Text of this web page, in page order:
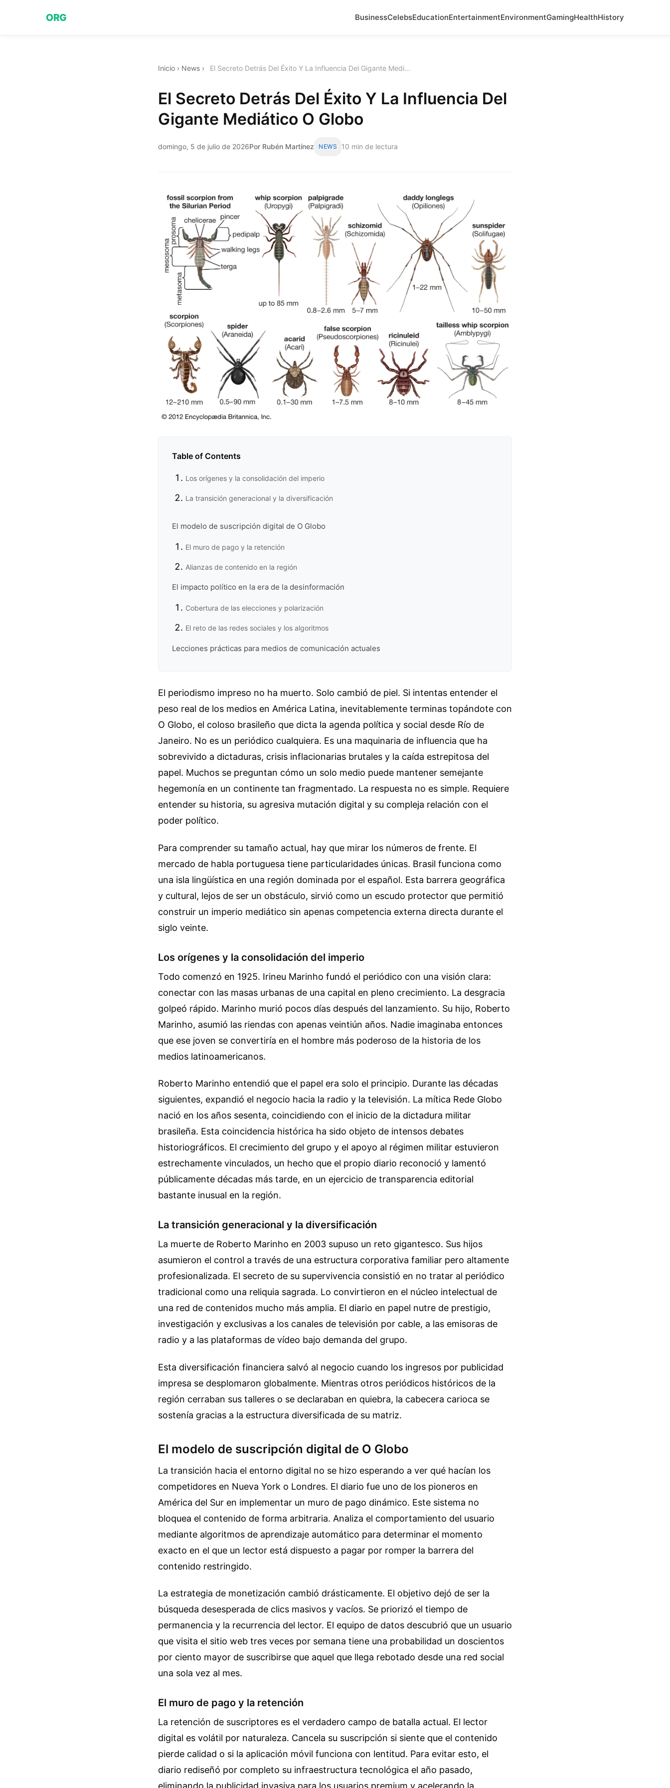
ORG BusinessCelebsEducationEntertainmentEnvironmentGamingHealthHistory
Inicio › News › El Secreto Detrás Del Éxito Y La Influencia Del Gigante Medi...
El Secreto Detrás Del Éxito Y La Influencia Del
Gigante Mediático O Globo
domingo, 5 de julio de 2026Por Rubén Martínez NEWS 10 min de lectura
Table of Contents
Los orígenes y la consolidación del imperio
La transición generacional y la diversificación
El modelo de suscripción digital de O Globo
El muro de pago y la retención
Alianzas de contenido en la región
El impacto político en la era de la desinformación
Cobertura de las elecciones y polarización
El reto de las redes sociales y los algoritmos
Lecciones prácticas para medios de comunicación actuales
El periodismo impreso no ha muerto. Solo cambió de piel. Si intentas entender el
peso real de los medios en América Latina, inevitablemente terminas topándote con
O Globo, el coloso brasileño que dicta la agenda política y social desde Río de
Janeiro. No es un periódico cualquiera. Es una maquinaria de influencia que ha
sobrevivido a dictaduras, crisis inflacionarias brutales y la caída estrepitosa del
papel. Muchos se preguntan cómo un solo medio puede mantener semejante
hegemonía en un continente tan fragmentado. La respuesta no es simple. Requiere
entender su historia, su agresiva mutación digital y su compleja relación con el
poder político.
Para comprender su tamaño actual, hay que mirar los números de frente. El
mercado de habla portuguesa tiene particularidades únicas. Brasil funciona como
una isla lingüística en una región dominada por el español. Esta barrera geográfica
y cultural, lejos de ser un obstáculo, sirvió como un escudo protector que permitió
construir un imperio mediático sin apenas competencia externa directa durante el
siglo veinte.
Los orígenes y la consolidación del imperio
Todo comenzó en 1925. Irineu Marinho fundó el periódico con una visión clara:
conectar con las masas urbanas de una capital en pleno crecimiento. La desgracia
golpeó rápido. Marinho murió pocos días después del lanzamiento. Su hijo, Roberto
Marinho, asumió las riendas con apenas veintiún años. Nadie imaginaba entonces
que ese joven se convertiría en el hombre más poderoso de la historia de los
medios latinoamericanos.
Roberto Marinho entendió que el papel era solo el principio. Durante las décadas
siguientes, expandió el negocio hacia la radio y la televisión. La mítica Rede Globo
nació en los años sesenta, coincidiendo con el inicio de la dictadura militar
brasileña. Esta coincidencia histórica ha sido objeto de intensos debates
historiográficos. El crecimiento del grupo y el apoyo al régimen militar estuvieron
estrechamente vinculados, un hecho que el propio diario reconoció y lamentó
públicamente décadas más tarde, en un ejercicio de transparencia editorial
bastante inusual en la región.
La transición generacional y la diversificación
La muerte de Roberto Marinho en 2003 supuso un reto gigantesco. Sus hijos
asumieron el control a través de una estructura corporativa familiar pero altamente
profesionalizada. El secreto de su supervivencia consistió en no tratar al periódico
tradicional como una reliquia sagrada. Lo convirtieron en el núcleo intelectual de
una red de contenidos mucho más amplia. El diario en papel nutre de prestigio,
investigación y exclusivas a los canales de televisión por cable, a las emisoras de
radio y a las plataformas de vídeo bajo demanda del grupo.
Esta diversificación financiera salvó al negocio cuando los ingresos por publicidad
impresa se desplomaron globalmente. Mientras otros periódicos históricos de la
región cerraban sus talleres o se declaraban en quiebra, la cabecera carioca se
sostenía gracias a la estructura diversificada de su matriz.
El modelo de suscripción digital de O Globo
La transición hacia el entorno digital no se hizo esperando a ver qué hacían los
competidores en Nueva York o Londres. El diario fue uno de los pioneros en
América del Sur en implementar un muro de pago dinámico. Este sistema no
bloquea el contenido de forma arbitraria. Analiza el comportamiento del usuario
mediante algoritmos de aprendizaje automático para determinar el momento
exacto en el que un lector está dispuesto a pagar por romper la barrera del
contenido restringido.
La estrategia de monetización cambió drásticamente. El objetivo dejó de ser la
búsqueda desesperada de clics masivos y vacíos. Se priorizó el tiempo de
permanencia y la recurrencia del lector. El equipo de datos descubrió que un usuario
que visita el sitio web tres veces por semana tiene una probabilidad un doscientos
por ciento mayor de suscribirse que aquel que llega rebotado desde una red social
una sola vez al mes.
El muro de pago y la retención
La retención de suscriptores es el verdadero campo de batalla actual. El lector
digital es volátil por naturaleza. Cancela su suscripción si siente que el contenido
pierde calidad o si la aplicación móvil funciona con lentitud. Para evitar esto, el
diario rediseñó por completo su infraestructura tecnológica el año pasado,
eliminando la publicidad invasiva para los usuarios premium y acelerando la